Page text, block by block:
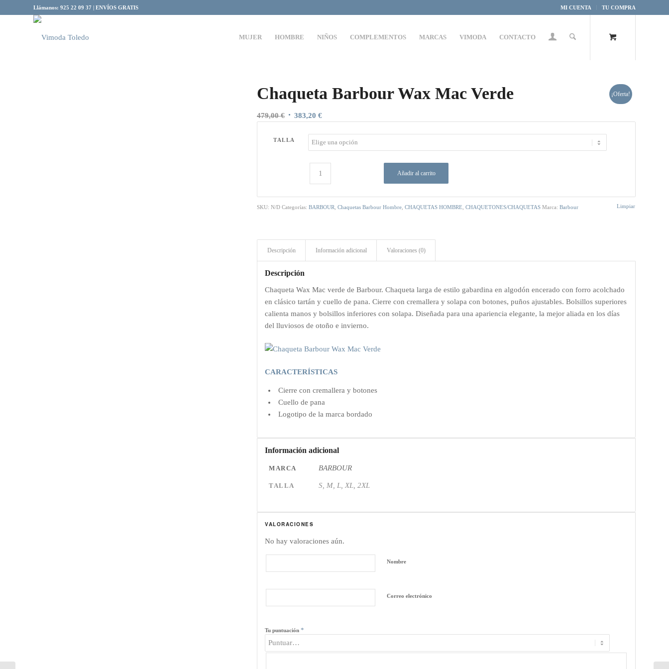
MI CUENTA TU COMPRA
Llámanos: 925 22 09 37 | ENVÍOS GRATIS
MUJER HOMBRE NIÑOS COMPLEMENTOS MARCAS VIMODA CONTACTO
¡Oferta!
Chaqueta Barbour Wax Mac Verde
479,00€ El
original
479,00 €.
383,20€El
es:
383,20 €.
TALLA
Limpiar
Añadir al carrito
SKU:N/D Categorías:BARBOUR ,Chaquetas Barbour Hombre ,CHAQUETAS HOMBRE ,CHAQUETONES/CHAQUETAS Marca:Barbour
Descripción Información adicional Valoraciones (0)
Descripción
Chaqueta Wax Mac verde de Barbour. Chaqueta larga de estilo gabardina en algodón encerado con forro acolchado
en clásico tartán y cuello de pana. Cierre con cremallera y solapa con botones, puños ajustables. Bolsillos superiores
calienta manos y bolsillos inferiores con solapa. Diseñada para una apariencia elegante, la mejor aliada en los días
del lluviosos de otoño e invierno.
CARACTERÍSTICAS
Cierre con cremallera y botones
Cuello de pana
Logotipo de la marca bordado
Información adicional
MARCA BARBOUR
TALLA S, M, L, XL, 2XL
VALORACIONES
No hay valoraciones aún.
Nombre
Correo electrónico
Tu puntuación*